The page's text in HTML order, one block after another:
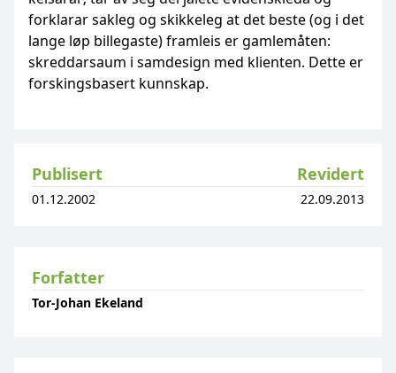
forklarar sakleg og skikkeleg at det beste (og i det
lange løp billegaste) framleis er gamlemåten:
skreddarsaum i samdesign med klienten. Dette er
forskingsbasert kunnskap.
Publisert Revidert
01.12.2002 22.09.2013
Forfatter
Tor-Johan Ekeland